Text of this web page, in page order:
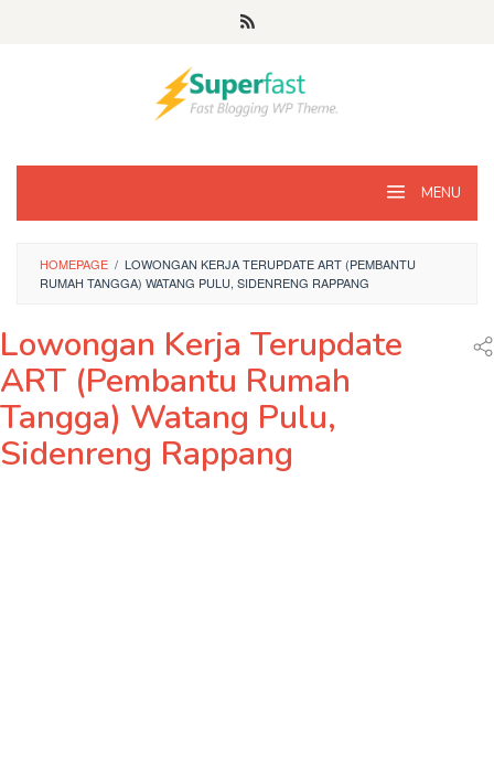
MENU
HOMEPAGE / LOWONGAN KERJA TERUPDATE ART (PEMBANTU
RUMAH TANGGA) WATANG PULU, SIDENRENG RAPPANG
Lowongan Kerja Terupdate
ART (Pembantu Rumah
Tangga) Watang Pulu,
Sidenreng Rappang